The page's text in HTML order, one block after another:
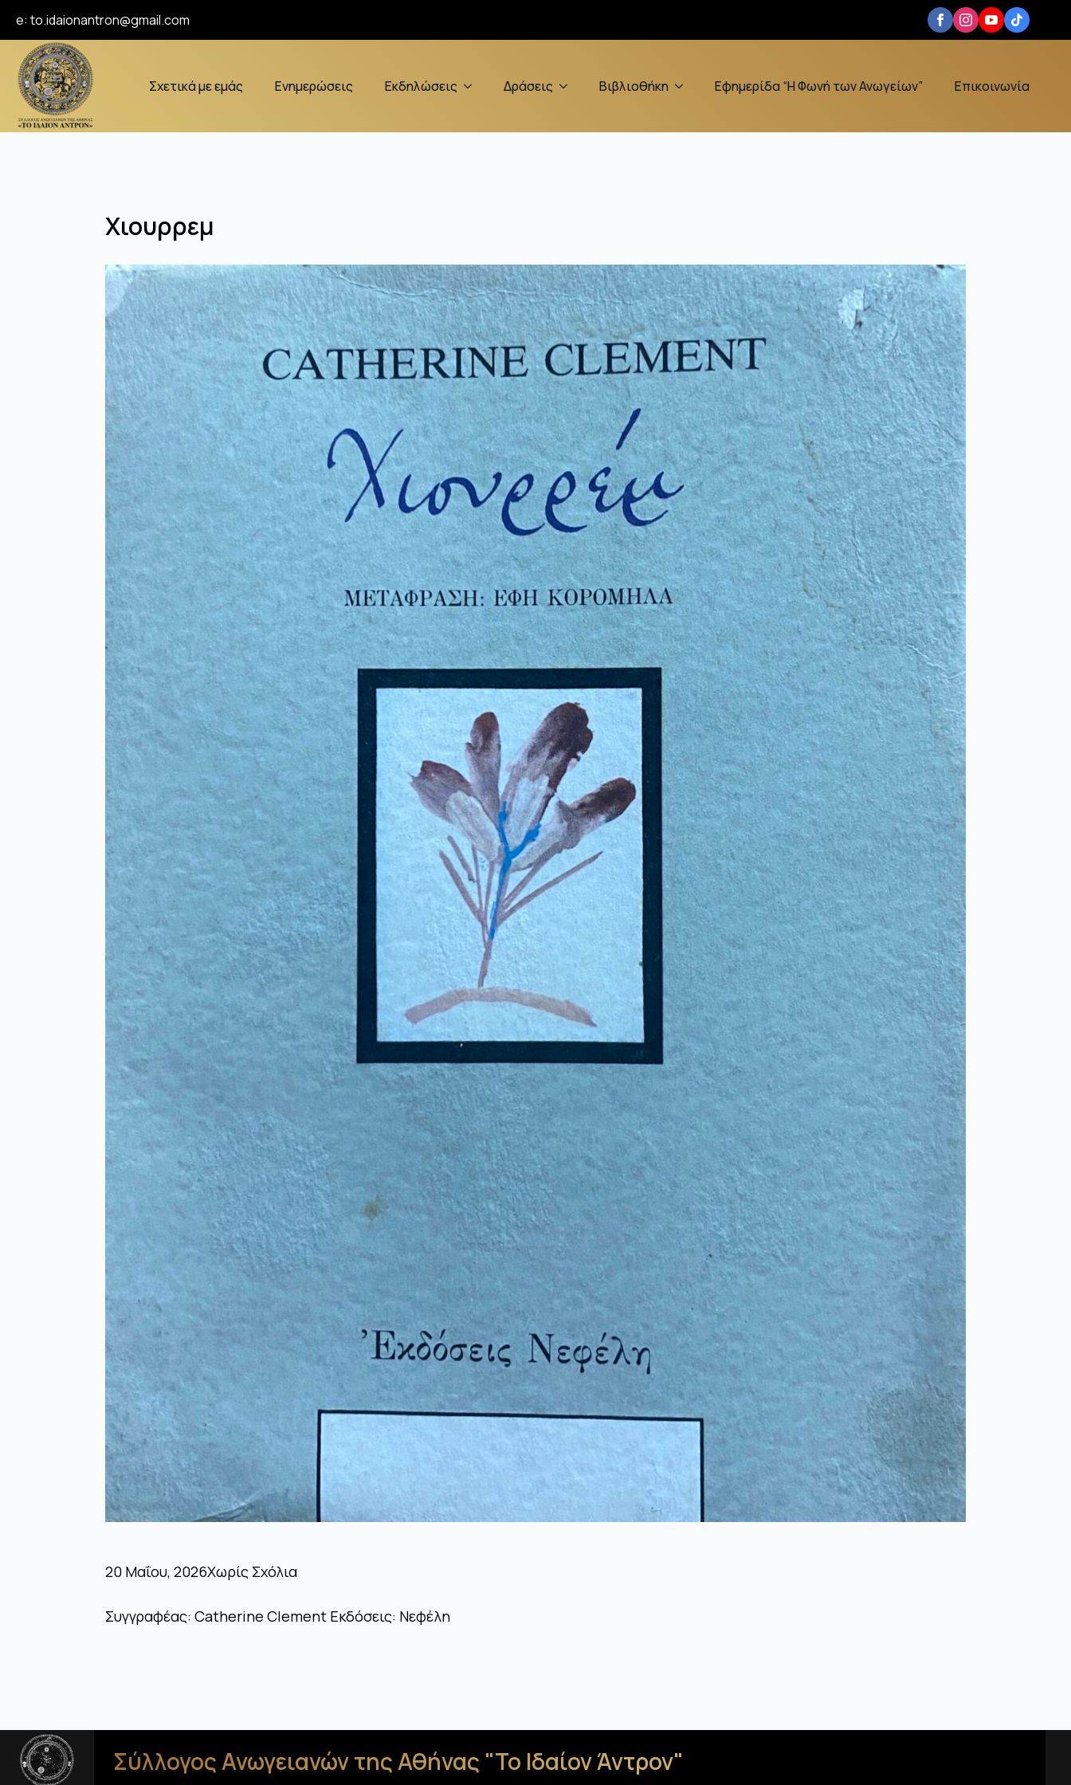
e:to.idaionantron@gmail.com
Σχετικά με εμάς Ενημερώσεις Εκδηλώσεις Δράσεις Βιβλιοθήκη Εφημερίδα “Η Φωνή των Ανωγείων” Επικοινωνία
Χιουρρεμ
20 Μαΐου, 2026Χωρίς Σχόλια
Συγγραφέας: Catherine Clement Εκδόσεις: Νεφέλη
Σύλλογος Ανωγειανών της Αθήνας "Το Ιδαίον Άντρον"